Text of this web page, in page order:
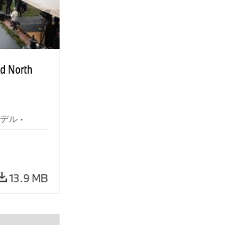
North
ル ·
13.9 MB